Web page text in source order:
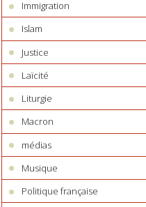
Immigration
Islam
Justice
Laïcité
Liturgie
Macron
médias
Musique
Politique française